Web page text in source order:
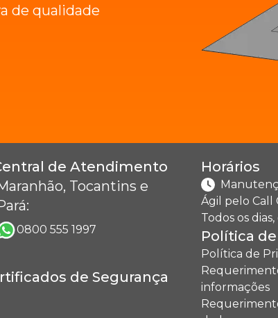
de qualidade
de Atendimento
Tocantins e
:
0800 555 1997
de Segurança
Horários
Ágil pelo Call
Todos os
Política
Política de
informações